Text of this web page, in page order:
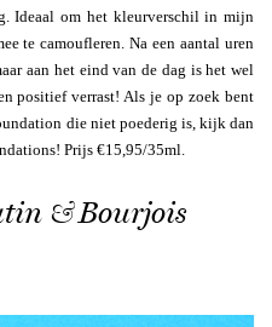
Ideaal om het kleurverschil in mijn
te camoufleren. Na een aantal uren
aan het eind van de dag is het wel
positief verrast! Als je op zoek bent
die niet poederig is, kijk dan
Prijs €15,95/35ml.
& Bourjois